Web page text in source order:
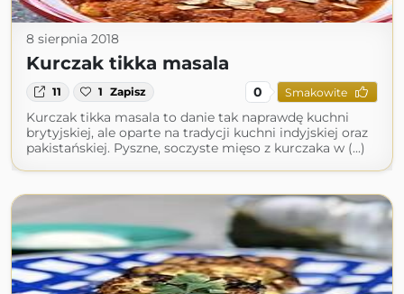
8 sierpnia 2018
Kurczak tikka masala
11 1 Zapisz 0 Smakowite
Kurczak tikka masala to danie tak naprawdę kuchni
brytyjskiej, ale oparte na tradycji kuchni indyjskiej oraz
pakistańskiej. Pyszne, soczyste mięso z kurczaka w (...)